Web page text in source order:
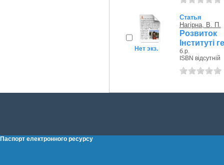
Нет экз.
Статья
Нагірна, В. П.
Інституті
б.р.
ISBN відсутній
Паспорт електронного ресурсу